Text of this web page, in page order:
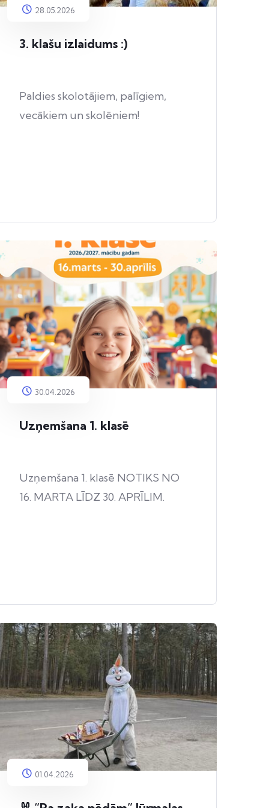
28.05.2026
3. klašu izlaidums :)
Paldies skolotājiem, palīgiem,
vecākiem un skolēniem!
30.04.2026
Uzņemšana 1. klasē
Uzņemšana 1. klasē NOTIKS NO
16. MARTA LĪDZ 30. APRĪLIM.
01.04.2026